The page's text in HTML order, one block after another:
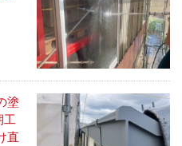
塗
工
直